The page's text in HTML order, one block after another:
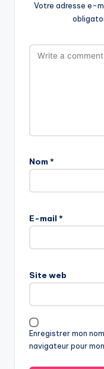
Votre adresse e-
Nom *
E-mail *
Site web
Enregistrer mon
navigateur pour